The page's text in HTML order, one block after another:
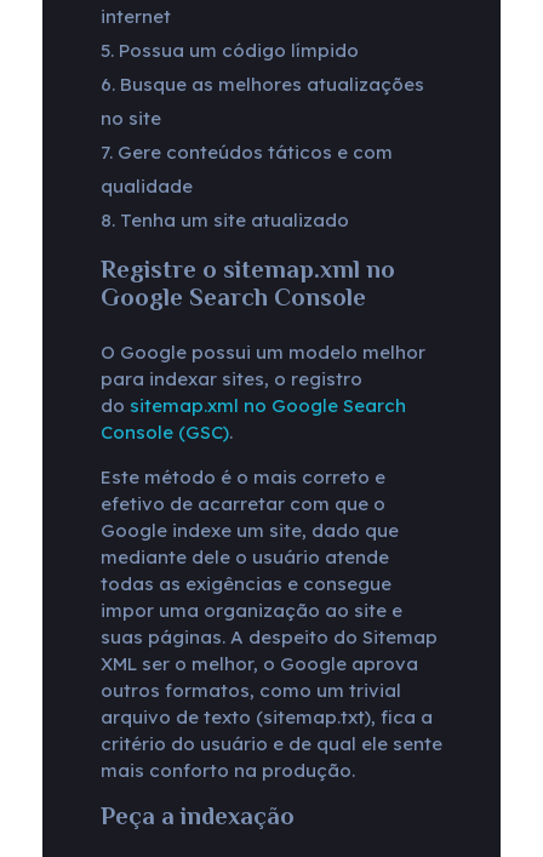
internet
Possua um código límpido
Busque as melhores atualizações
no site
Gere conteúdos táticos e com
qualidade
Tenha um site atualizado
Registre o sitemap.xml no
Google Search Console
O Google possui um modelo melhor
para indexar sites, o registro
do sitemap.xml no Google Search
Console (GSC).
Este método é o mais correto e
efetivo de acarretar com que o
Google indexe um site, dado que
mediante dele o usuário atende
todas as exigências e consegue
impor uma organização ao site e
suas páginas. A despeito do Sitemap
XML ser o melhor, o Google aprova
outros formatos, como um trivial
arquivo de texto (sitemap.txt), fica a
critério do usuário e de qual ele sente
mais conforto na produção.
Peça a indexação